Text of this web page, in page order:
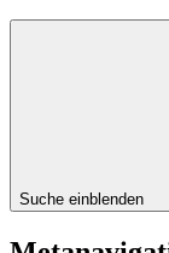
Suche einblenden